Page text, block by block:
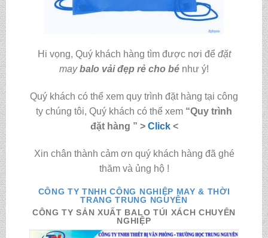
Hi vọng, Quý khách hàng tìm được nơi để đặt
maybalo vải đẹp rẻ cho bé như ý!
Quý khách có thể xem quy trình đặt hàng tại công
ty chúng tôi, Quý khách có thể xem “Quy trình
đặt hàng ” > Click<
Xin chân thành cảm ơn quý khách hàng đã ghé
thăm và ủng hộ !
CÔNG TY TNHH CÔNG NGHIỆP MAY & THỜI
TRANG TRUNG NGUYÊN
CÔNG TY SẢN XUẤT BALO TÚI XÁCH CHUYÊN
NGHIỆP